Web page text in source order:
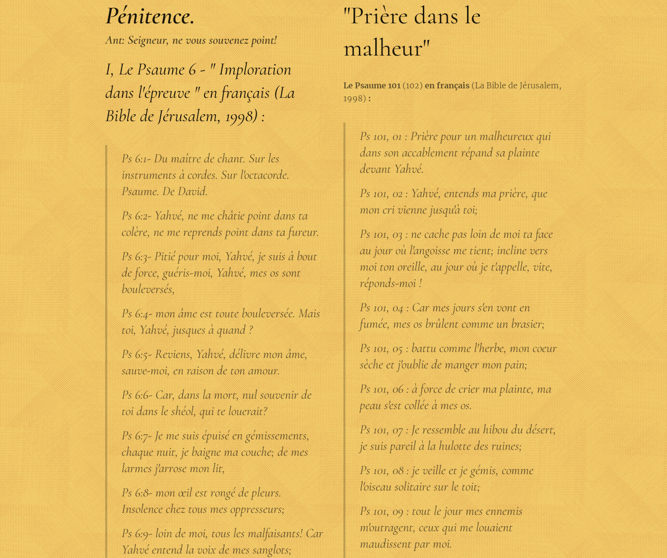
Pénitence.
Ant: Seigneur, ne vous souvenez point!
I, Le Psaume 6 - " Imploration
dans l'épreuve " en français (La
Bible de Jérusalem, 1998) :
Ps 6:1- Du maître de chant. Sur les
instruments à cordes. Sur l'octacorde.
Psaume. De David.
Ps 6:2- Yahvé, ne me châtie point dans ta
colère, ne me reprends point dans ta fureur.
Ps 6:3- Pitié pour moi, Yahvé, je suis à bout
de force, guéris-moi, Yahvé, mes os sont
bouleversés,
Ps 6:4- mon âme est toute bouleversée. Mais
toi, Yahvé, jusques à quand ?
Ps 6:5- Reviens, Yahvé, délivre mon âme,
sauve-moi, en raison de ton amour.
Ps 6:6- Car, dans la mort, nul souvenir de
toi dans le shéol, qui te louerait?
Ps 6:7- Je me suis épuisé en gémissements,
chaque nuit, je baigne ma couche; de mes
larmes j'arrose mon lit,
Ps 6:8- mon œil est rongé de pleurs.
Insolence chez tous mes oppresseurs;
Ps 6:9- loin de moi, tous les malfaisants! Car
Yahvé entend la voix de mes sanglots;
"Prière dans le
malheur"
Le Psaume 101(102)en français (La Bible de Jérusalem,
1998):
Ps 101, 01 : Prière pour un malheureux qui
dans son accablement répand sa plainte
devant Yahvé.
Ps 101, 02 : Yahvé, entends ma prière, que
mon cri vienne jusqu'à toi;
Ps 101, 03 : ne cache pas loin de moi ta face
au jour où l'angoisse me tient; incline vers
moi ton oreille, au jour où je t'appelle, vite,
réponds-moi !
Ps 101, 04 : Car mes jours s'en vont en
fumée, mes os brûlent comme un brasier;
Ps 101, 05 : battu comme l'herbe, mon coeur
sèche et j'oublie de manger mon pain;
Ps 101, 06 : à force de crier ma plainte, ma
peau s'est collée à mes os.
Ps 101, 07 : Je ressemble au hibou du désert,
je suis pareil à la hulotte des ruines;
Ps 101, 08 : je veille et je gémis, comme
l'oiseau solitaire sur le toit;
Ps 101, 09 : tout le jour mes ennemis
m'outragent, ceux qui me louaient
maudissent par moi.